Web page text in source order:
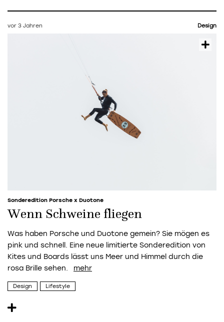
vor 3 Jahren Design
Sonderedition Porsche x Duotone
Wenn Schweine fliegen
Was haben Porsche und Duotone gemein? Sie mögen es
pink und schnell. Eine neue limitierte Sonderedition von
Kites und Boards lässt uns Meer und Himmel durch die
rosa Brille sehen.
Design Lifestyle